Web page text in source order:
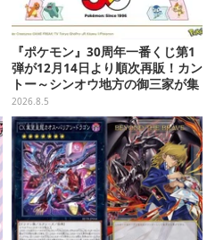
『ポケモン』30周年一番くじ第1
弾が12月14日より順次再販！カン
トー～シンオウ地方の御三家が集
まった時計、ぬいぐるみなど記念
グッズ盛りだくさん
2026.8.5